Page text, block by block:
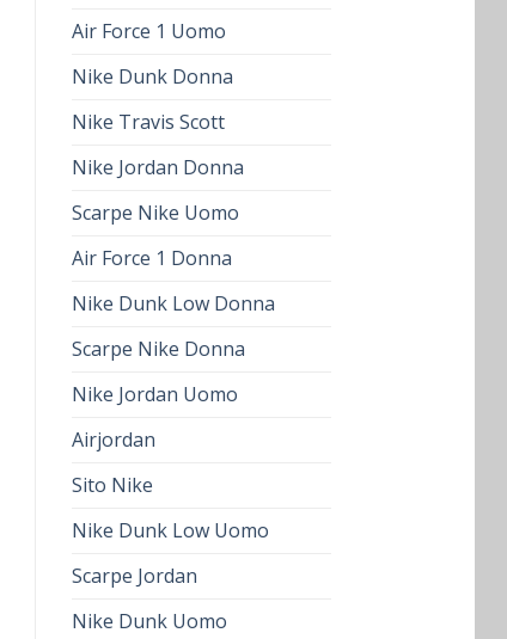
Air Force 1 Uomo
Nike Dunk Donna
Nike Travis Scott
Nike Jordan Donna
Scarpe Nike Uomo
Air Force 1 Donna
Nike Dunk Low Donna
Scarpe Nike Donna
Nike Jordan Uomo
Airjordan
Sito Nike
Nike Dunk Low Uomo
Scarpe Jordan
Nike Dunk Uomo